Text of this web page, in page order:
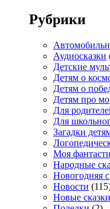
Рубрики
Аудиосказки
Детские
Детям о
Детям о
Детям про
Для
Для
Загадки
Моя
Народные
Новогодняя
Новости
Новые сказки